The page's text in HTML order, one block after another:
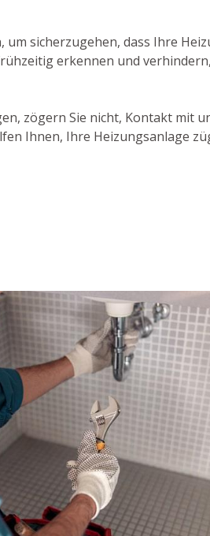
sicherzugehen, dass Ihre
erkennen und
zögern Sie nicht, Kontakt mit
Ihnen, Ihre Heizungsanlage